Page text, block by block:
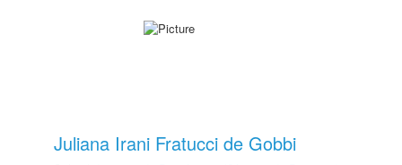
Juliana Irani Fratucci de Gobbi